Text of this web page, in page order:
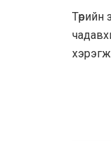
Төрийн